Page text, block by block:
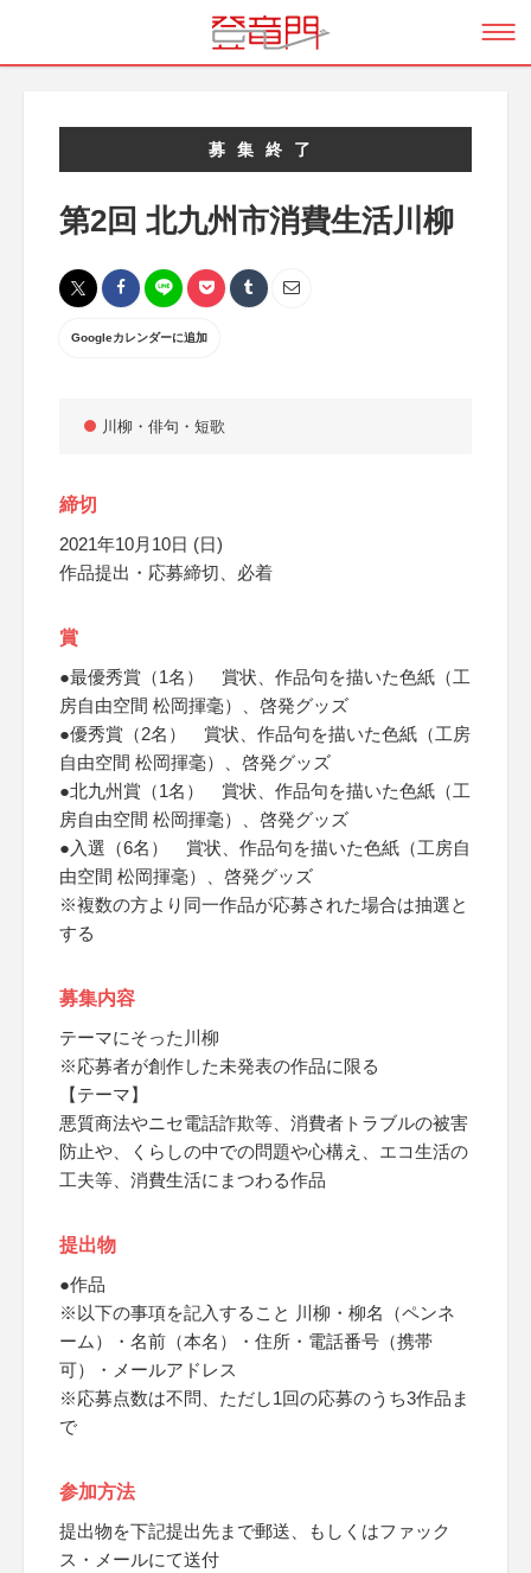
募集終了
第2回 北九州市消費生活川柳
Googleカレンダーに追加
川柳・俳句・短歌
締切
2021年10月10日 (日)
作品提出・応募締切、必着
賞
●最優秀賞（1名） 賞状、作品句を描いた色紙（工
房自由空間 松岡揮毫）、啓発グッズ
●優秀賞（2名） 賞状、作品句を描いた色紙（工房
自由空間 松岡揮毫）、啓発グッズ
●北九州賞（1名） 賞状、作品句を描いた色紙（工
房自由空間 松岡揮毫）、啓発グッズ
●入選（6名） 賞状、作品句を描いた色紙（工房自
由空間 松岡揮毫）、啓発グッズ
※複数の方より同一作品が応募された場合は抽選と
する
募集内容
テーマにそった川柳
※応募者が創作した未発表の作品に限る
【テーマ】
悪質商法やニセ電話詐欺等、消費者トラブルの被害
防止や、くらしの中での問題や心構え、エコ生活の
工夫等、消費生活にまつわる作品
提出物
●作品
※以下の事項を記入すること 川柳・柳名（ペンネ
ーム）・名前（本名）・住所・電話番号（携帯
可）・メールアドレス
※応募点数は不問、ただし1回の応募のうち3作品ま
で
参加方法
提出物を下記提出先まで郵送、もしくはファック
ス・メールにて送付